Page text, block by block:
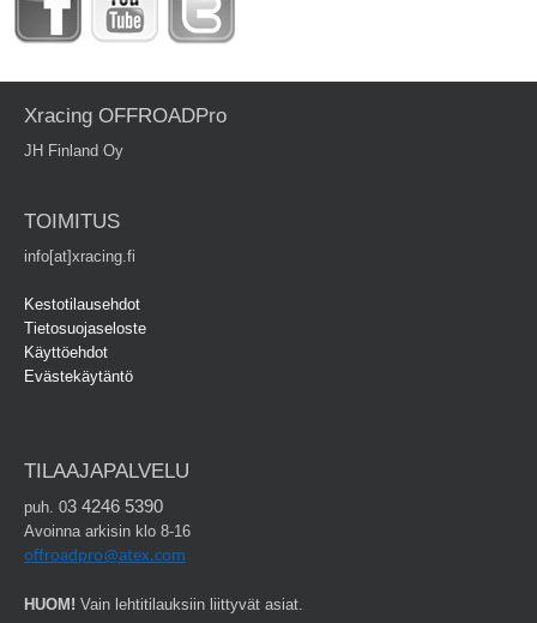
Xracing OFFROADPro
JH Finland Oy
TOIMITUS
info[at]xracing.fi
Kestotilausehdot
Tietosuojaseloste
Käyttöehdot
Evästekäytäntö
TILAAJAPALVELU
puh. 03 4246 5390
Avoinna arkisin klo 8-16
offroadpro@atex.com
HUOM! Vain lehtitilauksiin liittyvät asiat.